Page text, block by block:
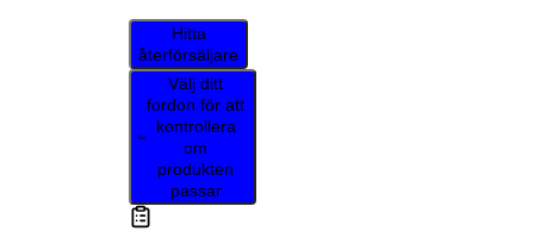
Hitta
återförsäljare
Välj ditt
fordon för att
kontrollera
om
produkten
passar